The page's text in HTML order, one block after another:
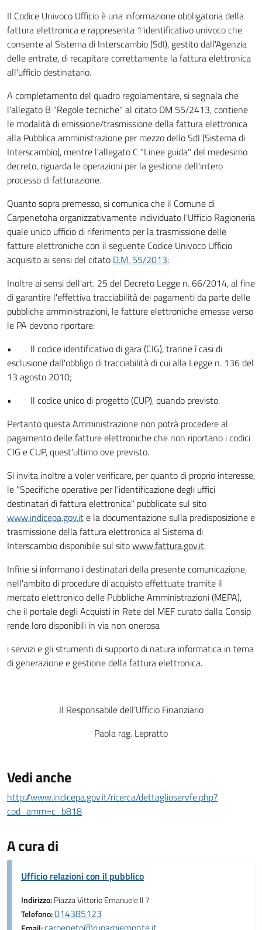
Il Codice Univoco Ufficio è una informazione obbligatoria della
fattura elettronica e rappresenta 1'identificativo univoco che
consente al Sistema di Interscambio (SdI), gestito dall'Agenzia
delle entrate, di recapitare correttamente la fattura elettronica
all'ufficio destinatario.
A completamento del quadro regolamentare, si segnala che
l'allegato B "Regole tecniche" al citato DM 55/2413, contiene
le modalità di emissione/trasmissione della fattura elettronica
alla Pubblica amministrazione per mezzo dello SdI (Sistema di
Interscambio), mentre l'allegato C "Linee guida" del medesimo
decreto, riguarda le operazioni per la gestione dell'intero
processo di fatturazione.
Quanto sopra premesso, si comunica che il Comune di
Carpenetoha organizzativamente individuato l'Ufficio Ragioneria
quale unico ufficio di riferimento per la trasmissione delle
fatture elettroniche con il seguente Codice Univoco Ufficio
acquisito ai sensi del citato D.M. 55/2013:
Inoltre ai sensi dell'art. 25 del Decreto Legge n. 66/2014, al fine
di garantire l'effettiva tracciabilità dei pagamenti da parte delle
pubbliche amministrazioni, le fatture elettroniche emesse verso
le PA devono riportare:
• Il codice identificativo di gara (CIG), tranne î casi di
esclusione dall'obbligo di tracciabilità di cui alla Legge n. 136 del
13 agosto 2010;
• Il codice unico di progetto (CUP), quando previsto.
Pertanto questa Amministrazione non potrà procedere al
pagamento delle fatture elettroniche che non riportano i codici
CIG e CUP, quest'ultimo ove previsto.
Si invita inoltre a voler verificare, per quanto di proprio interesse,
le "Specifiche operative per l'identificazione degli uffici
destinatari dì fattura elettronica" pubblicate sul sito
www.indicepa.gov.ite la documentazione sulla predisposizione e
trasmissione della fattura elettronica al Sistema di
Interscambio disponibile sul sitowww.fattura.gov.it.
Infine si informano i destinatari della presente comunicazione,
nell'ambito di procedure di acquisto effettuate tramite il
mercato elettronico delle Pubbliche Amministrazioni (MEPA),
che il portale degli Acquisti in Rete del MEF curato dalla Consip
rende loro disponibili in via non onerosa
i servizi e gli strumenti di supporto di natura informatica in tema
di generazione e gestione della fattura elettronica.
Il Responsabile dell’Ufficio Finanziario
Paola rag. Lepratto
Vedi anche
http://www.indicepa.gov.it/ricerca/dettaglioservfe.php?
cod_amm=c_b818
A cura di
Ufficio relazioni con il pubblico
Indirizzo:Piazza Vittorio Emanuele II 7
Telefono:014385123